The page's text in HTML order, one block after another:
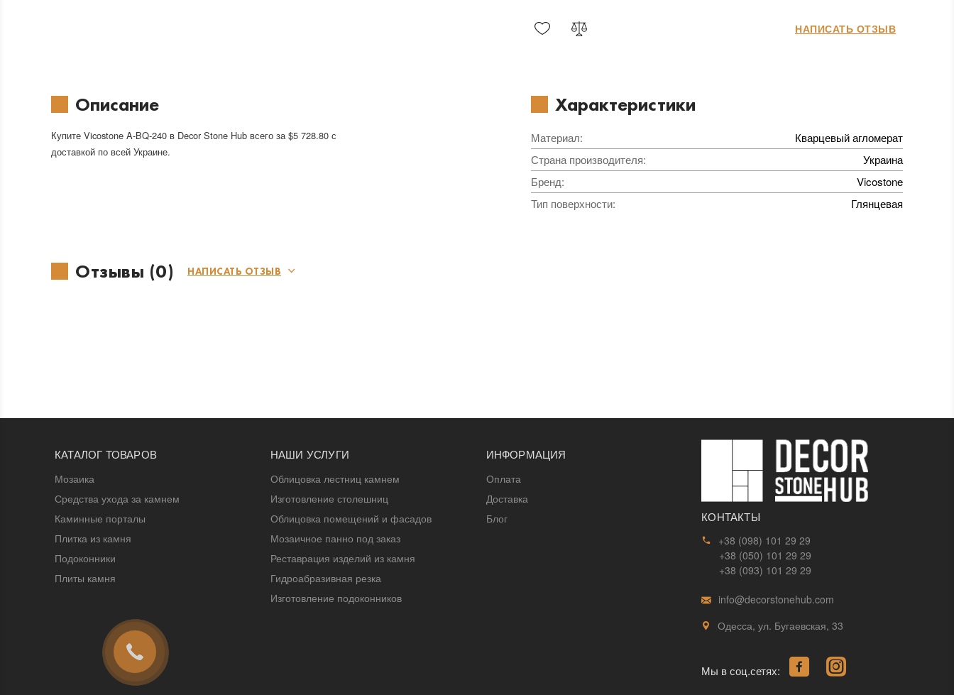
НАПИСАТЬ ОТЗЫВ
Описание
Купите Vicostone A-BQ-240 в Decor Stone Hub всего за $5 728.80 с
доставкой по всей Украине.
Характеристики
Материал:
Кварцевый агломерат
Страна производителя:
Украина
Бренд:
Vicostone
Тип поверхности: Глянцевая
Отзывы (0) НАПИСАТЬ ОТЗЫВ
КАТАЛОГ ТОВАРОВ
Мозаика
Средства ухода за камнем
Каминные порталы
Плитка из камня
Подоконники
Плиты камня
НАШИ УСЛУГИ
Облицовка лестниц камнем
Изготовление столешниц
Облицовка помещений и фасадов
Мозаичное панно под заказ
Реставрация изделий из камня
Гидроабразивная резка
Изготовление подоконников
ИНФОРМАЦИЯ
Оплата
Доставка
Блог
КОНТАКТЫ
+38 (098) 101 29 29
+38 (050) 101 29 29
+38 (093) 101 29 29
info@decorstonehub.com
Одесса, ул. Бугаевская, 33
Мы в соц.сетях: